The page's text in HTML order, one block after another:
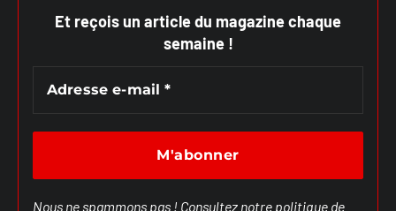
Et reçois un article du magazine chaque
semaine !
Nous ne spammons pas ! Consultez notre politique de